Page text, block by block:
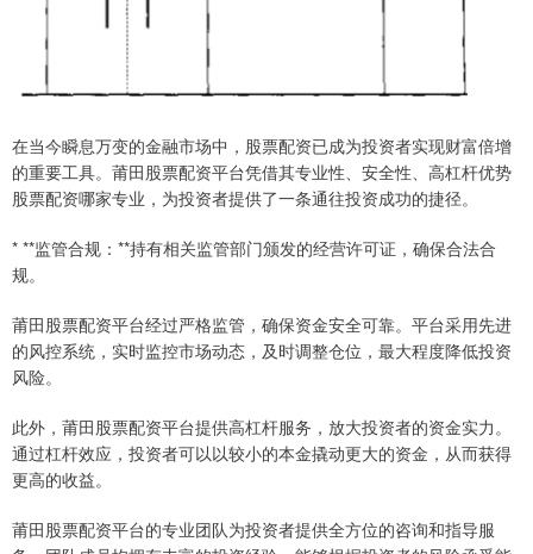
在当今瞬息万变的金融市场中，股票配资已成为投资者实现财富倍增
的重要工具。莆田股票配资平台凭借其专业性、安全性、高杠杆优势
股票配资哪家专业，为投资者提供了一条通往投资成功的捷径。
* **监管合规：**持有相关监管部门颁发的经营许可证，确保合法合
规。
莆田股票配资平台经过严格监管，确保资金安全可靠。平台采用先进
的风控系统，实时监控市场动态，及时调整仓位，最大程度降低投资
风险。
此外，莆田股票配资平台提供高杠杆服务，放大投资者的资金实力。
通过杠杆效应，投资者可以以较小的本金撬动更大的资金，从而获得
更高的收益。
莆田股票配资平台的专业团队为投资者提供全方位的咨询和指导服